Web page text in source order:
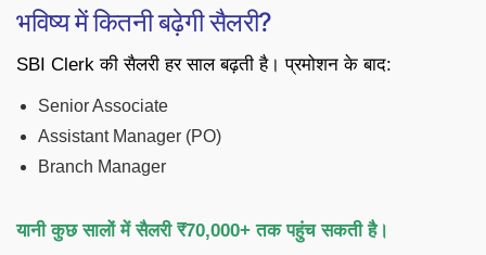
भविष्य में कितनी बढ़ेगी सैलरी?
SBI Clerk की सैलरी हर साल बढ़ती है। प्रमोशन के बाद:
Senior Associate
Assistant Manager (PO)
Branch Manager
यानी कुछ सालों में सैलरी ₹70,000+ तक पहुंच सकती है।